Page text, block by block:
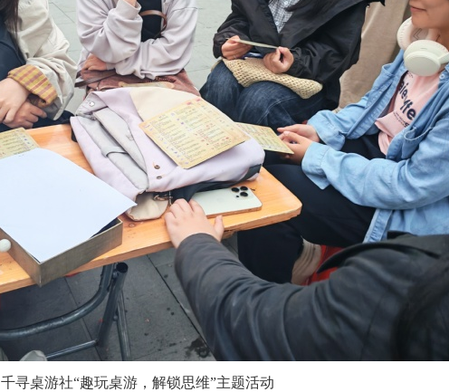
千寻桌游社“趣玩桌游，解锁思维”主题活动